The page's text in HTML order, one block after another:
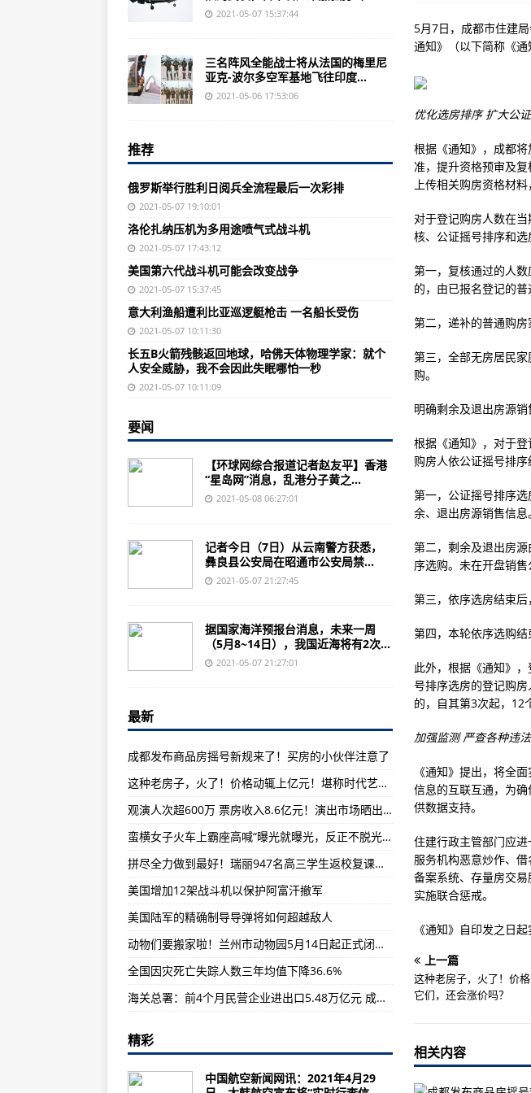
蛮横女子火车上霸座高喊“曝光就曝光，反正不脱光” 被行拘7日
国家海洋预报台：未来一周我国近海将有2次大浪过程
大韩航空“实时行李信息服务”正式上线
俄罗斯举行胜利日阅兵全流程最后一次彩排
拼尽全力做到最好！瑞丽947名高三学生返校复课冲刺高考
全国铁路“五一”假期运输结束，发送旅客1.17亿人次
史密森尼将星球大战X翼战斗机加入国家航空航天博物馆收藏
日本正在为其F-35隐形战斗机舰队投入巨资
多用途喷气式战斗机的采购计划如期进行
英国新的暴风雨隐形战斗机存在一个大问题
大型民机多支柱车架式起落架收放试验完成
洛伦扎纳压机为多用途喷气式战斗机
美国第六代战斗机可能会改变战争
俄罗斯正在使用无人机帮助其大型枪支攻击敌人
英国新的暴风雨隐形战斗机存在一个成本大问题
这款新的美军狙击步枪可以改变口径
俄罗斯伞兵正在购买新型可空投火炮枪
俄罗斯的米格战斗机拦截器为何经受住了时间的考验
突发！今天凌晨，民警处警中遇袭，不幸牺牲，年仅41岁！
多款国产航天新型应急安防产品亮相长三角国际应急减灾和救援博览会
动物们要搬家啦！兰州市动物园5月14日起正式闭园 野生动物园10月前开
私密照发给网友，花季少女遭勒索……
华龙航空机队规模蝉联亚太首位，大型公务机占比超过90%
应急管理部：“五一”过后森林草原“春防”并未结束
全国因灾死亡失踪人数三年均值下降36.6%
今年汛期气候状况一般到偏差 将强化六个重点环节工作
海关总署：前4个月民营企业进出口5.48万亿元 成外贸亮点
应急管理部：立足于综合“防”最大限度减少汛期地质灾害损失
5月7日，成都市住建
通知》（以下简称《
优化选房排序 扩大公
根据《通知》，成都
准，提升资格预审及
上传相关购房资格材
对于登记购房人数在
核、公证摇号排序和选
第一，复核通过的人
的，由已报名登记的普
第二，递补的普通购房
第三，全部无房居民
购。
明确剩余及退出房源
根据《通知》，对于
购房人依公证摇号排
第一，公证摇号排序
余、退出房源销售信息。
第二，剩余及退出房
序选购。未在开盘销
第三，依序选房结束
第四，本轮依序选购
此外，根据《通知》
号排序选房的登记购
的，自其第3次起，12
加强监测 严查各种违
《通知》提出，将全
信息的互联互通，为
供数据支持。
住建行政主管部门应
服务机构恶意炒作、
备案系统、存量房交
实施联合惩戒。
《通知》自印发之日
上一篇
这种老房子，火了！价
它们，还会涨价吗？
相关内容
2021-05-07 15:37:44
三名阵风全能战士将从法国的梅里尼
亚克-波尔多空军基地飞往印度...
2021-05-06 17:53:06
推荐
俄罗斯举行胜利日阅兵全流程最后一次彩排
2021-05-07 19:10:01
洛伦扎纳压机为多用途喷气式战斗机
2021-05-07 17:43:12
美国第六代战斗机可能会改变战争
2021-05-07 15:37:45
意大利渔船遭利比亚巡逻艇枪击 一名船长受伤
2021-05-07 10:11:30
长五B火箭残骸返回地球，哈佛天体物理学家：就个
人安全威胁，我不会因此失眠哪怕一秒
2021-05-07 10:11:09
要闻
【环球网综合报道记者赵友平】香港
“星岛网”消息，乱港分子黄之...
2021-05-08 06:27:01
记者今日（7日）从云南警方获悉，
彝良县公安局在昭通市公安局禁...
2021-05-07 21:27:45
据国家海洋预报台消息，未来一周
（5月8~14日），我国近海将有2次...
2021-05-07 21:27:01
最新
成都发布商品房摇号新规来了！买房的小伙伴注意了
这种老房子，火了！价格动辄上亿元！堪称时代艺术品的它们，还会涨价吗？
观演人次超600万 票房收入8.6亿元！演出市场晒出“五一”成绩单
蛮横女子火车上霸座高喊“曝光就曝光，反正不脱光” 被行拘7日
拼尽全力做到最好！瑞丽947名高三学生返校复课冲刺高考
美国增加12架战斗机以保护阿富汗撤军
美国陆军的精确制导导弹将如何超越敌人
动物们要搬家啦！兰州市动物园5月14日起正式闭园 野生动物园10月前开放
全国因灾死亡失踪人数三年均值下降36.6%
海关总署：前4个月民营企业进出口5.48万亿元 成外贸亮点
精彩
中国航空新闻网讯：2021年4月29